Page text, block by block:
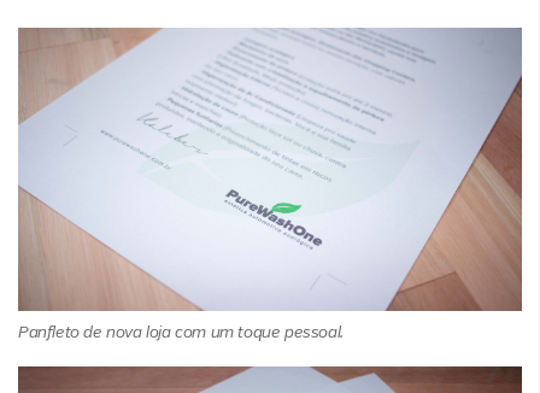
Panfleto de nova loja com um toque pessoal.